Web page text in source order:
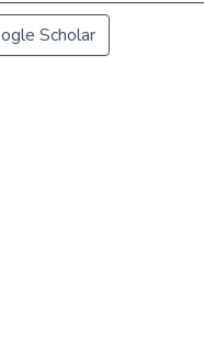
Scholar